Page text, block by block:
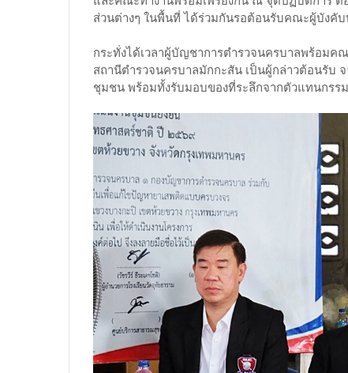
ส่วนต่างๆ ในพื้นที่ ได้ร่วมกันรอต้อนรับคณะผู้บังคั
กระทั่งได้เวลาผู้บัญชาการตำรวจนครบาลพร้อม
สถานีตำรวจนครบาลมักกะสัน เป็นผู้กล่าวต้อนรับ
ชุมชน พร้อมทั้งรับมอบของที่ระลึกจากตัวแทนกร